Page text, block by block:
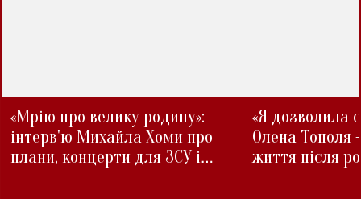
«Мрію про велику родину»:
інтерв'ю Михайла Хоми про
плани, концерти для ЗСУ і
«Я дозволила
Олена Тополя
життя після